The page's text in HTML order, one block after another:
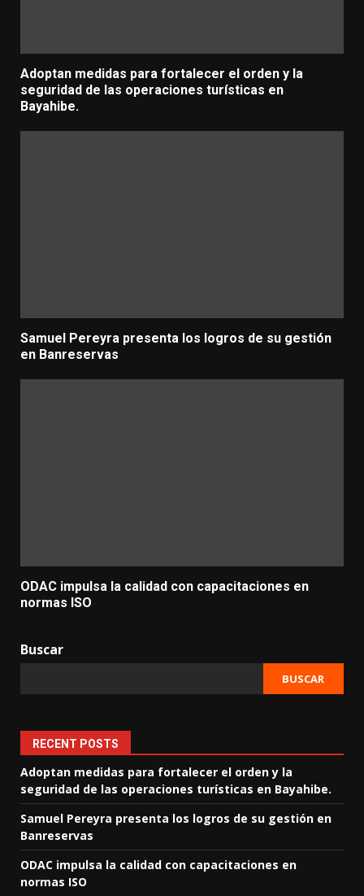
Adoptan medidas para fortalecer el orden y la
seguridad de las operaciones turísticas en
Bayahibe.
Samuel Pereyra presenta los logros de su gestión
en Banreservas
ODAC impulsa la calidad con capacitaciones en
normas ISO
Buscar
BUSCAR
RECENT POSTS
Adoptan medidas para fortalecer el orden y la
seguridad de las operaciones turísticas en Bayahibe.
Samuel Pereyra presenta los logros de su gestión en
Banreservas
ODAC impulsa la calidad con capacitaciones en
normas ISO